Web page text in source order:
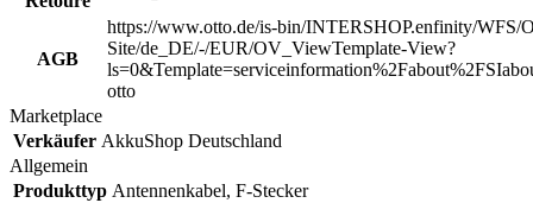
AGB
https://www.otto.de/is-bin/INTERSHOP.enfinity/WFS/
Site/de_DE/-/EUR/OV_ViewTemplate-View?
otto
Marketplace
Verkäufer AkkuShop Deutschland
Allgemein
Produkttyp Antennenkabel, F-Stecker